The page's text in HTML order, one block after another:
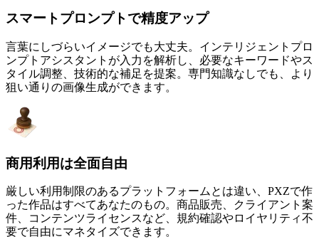
スマートプロンプトで精度アップ
言葉にしづらいイメージでも大丈夫。インテリジェントプロ
ンプトアシスタントが入力を解析し、必要なキーワードやス
タイル調整、技術的な補足を提案。専門知識なしでも、より
狙い通りの画像生成ができます。
商用利用は全面自由
厳しい利用制限のあるプラットフォームとは違い、PXZで作
った作品はすべてあなたのもの。商品販売、クライアント案
件、コンテンツライセンスなど、規約確認やロイヤリティ不
要で自由にマネタイズできます。